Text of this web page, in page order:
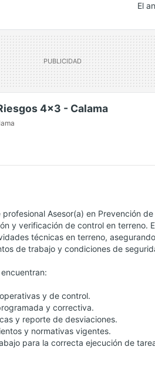
El
4x3 - Calama
Asesor(a) en Prevención
y verificación de control en terreno.
técnicas en terreno,
de trabajo y condiciones de
y de control.
y correctiva.
y reporte de desviaciones.
y normativas vigentes.
para la correcta ejecución de